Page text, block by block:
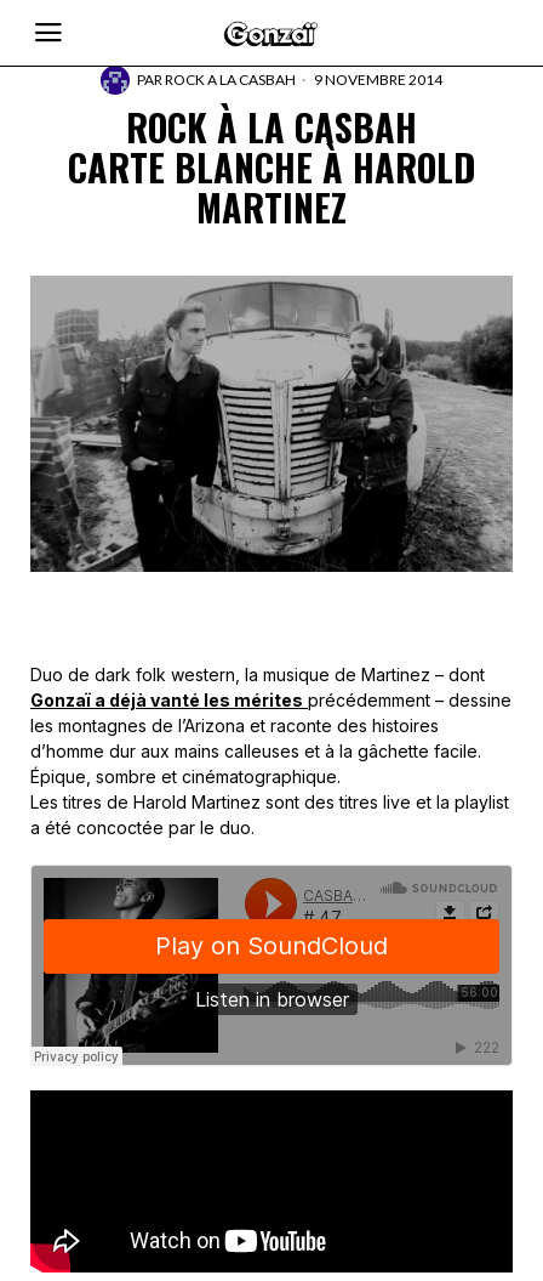
PARROCK A LA CASBAH 9 NOVEMBRE 2014
ROCK À LA CASBAH
CARTE BLANCHE À HAROLD
MARTINEZ
Duo de dark folk western, la musique de Martinez – dont
Gonzaï a déjà vanté les mérites précédemment – dessine
les montagnes de l’Arizona et raconte des histoires
d’homme dur aux mains calleuses et à la gâchette facile.
Épique, sombre et cinématographique.
Les titres de Harold Martinez sont des titres live et la playlist
a été concoctée par le duo.